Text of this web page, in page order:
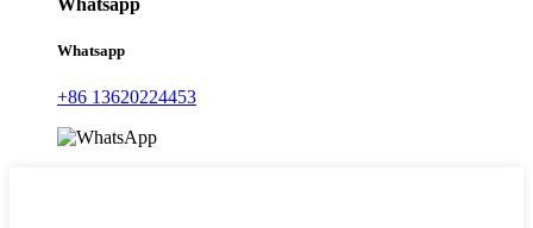
Whatsapp
+86 13620224453